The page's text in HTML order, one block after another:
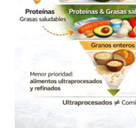
2026: El año
salud puede
de
Principal Salud